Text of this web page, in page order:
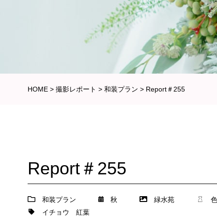
HOME > 撮影レポート > 和装プラン > Report＃255
Report＃255
和装プラン 秋 緑水苑
イチョウ
紅葉